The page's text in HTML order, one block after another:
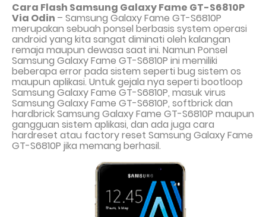
Cara Flash Samsung Galaxy Fame GT-S6810P
Via Odin – Samsung Galaxy Fame GT-S6810P
merupakan sebuah ponsel berbasis system operasi
android yang kita sangat diminati oleh kalangan
remaja maupun dewasa saat ini. Namun Ponsel
Samsung Galaxy Fame GT-S6810P ini memiliki
beberapa error pada sistem seperti bug sistem os
maupun aplikasi. Untuk gejala nya seperti bootloop
Samsung Galaxy Fame GT-S6810P, masuk virus
Samsung Galaxy Fame GT-S6810P, softbrick dan
hardbrick Samsung Galaxy Fame GT-S6810P maupun
gangguan sistem aplikasi, dan ada juga cara
hardreset atau factory reset Samsung Galaxy Fame
GT-S6810P jika memang berhasil.